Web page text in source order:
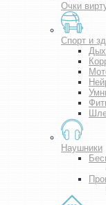
Очки
Спорт и
Наушники